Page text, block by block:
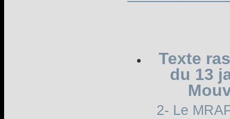
Texte
du 13
2- Le